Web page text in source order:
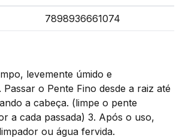
7898936661074
levemente úmido e
Passar o Pente Fino desde a raiz até
a cabeça. (limpe o pente
a cada passada) 3. Após o uso,
ou água fervida.